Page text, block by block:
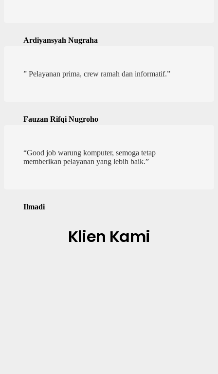
Ardiyansyah Nugraha
” Pelayanan prima, crew ramah dan informatif.”
Fauzan Rifqi Nugroho
“Good job warung komputer, semoga tetap
memberikan pelayanan yang lebih baik.”
Ilmadi
Klien Kami